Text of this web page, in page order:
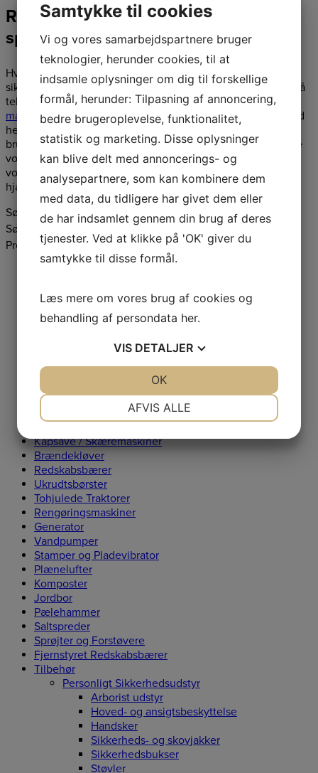
Ring i dag – vi svarer gerne på dine
spørgsmål
Hvis du ønsker at vide mere om vores udvalg inden for
sikkerhedsudstyr mm., er du velkommen til at kontakte os på
telefon58 54 72 76eller på e-mailinfo@jongshoej-
maskiner.dk. Vi tager gerne udgangspunkt i dine behov med
henblik på at finde en løsning, der er tilrettet dine
brugsformål. Du er naturligvis også velkommen til at besøge
vores butik på Stillingevej 46 i Slagelse, hvor du kan opleve
vores store udvalg af maskiner og tilbehør. Vi ser frem til at
hjælpe dig.
Søg produkter
Søg efter:
Søg
Produktkategorier
Traktor, Rider og Zero Turn
Batterimaskiner
Kædesave
Trimmere og Buskryddere
Kombisystemer
Løvblæsere
Fræser
Løvsugere
Kapsave / Skæremaskiner
Brændekløver
Redskabsbærer
Ukrudtsbørster
Tohjulede Traktorer
Rengøringsmaskiner
Generator
Vandpumper
Stamper og Pladevibrator
Plænelufter
Komposter
Jordbor
Pælehammer
Saltspreder
Sprøjter og Forstøvere
Fjernstyret Redskabsbærer
Tilbehør
Personligt Sikkerhedsudstyr
Arborist udstyr
Hoved- og ansigtsbeskyttelse
Handsker
Sikkerheds- og skovjakker
Sikkerhedsbukser
Støvler
Samtykke til cookies
Vi og vores samarbejdspartnere bruger
teknologier, herunder cookies, til at
indsamle oplysninger om dig til forskellige
formål, herunder: Tilpasning af annoncering,
bedre brugeroplevelse, funktionalitet,
statistik og marketing. Disse oplysninger
kan blive delt med annoncerings- og
analysepartnere, som kan kombinere dem
med data, du tidligere har givet dem eller
de har indsamlet gennem din brug af deres
tjenester. Ved at klikke på 'OK' giver du
samtykke til disse formål.
Læs mere om vores brug af cookies og
behandling af persondata her.
VIS DETALJER
MARKETING
AFVIS ALLE
OK